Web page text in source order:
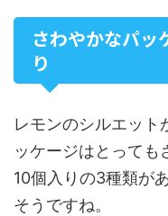
さわやかなパッ
り
レモンのシルエット
ッケージはとっても
10個入りの3種類が
そうですね。